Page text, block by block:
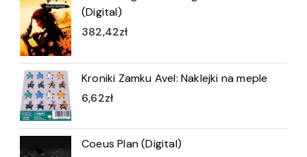
(Digital)
382,42zł
Kroniki Zamku Avel: Naklejki na meple
6,62zł
Coeus Plan (Digital)